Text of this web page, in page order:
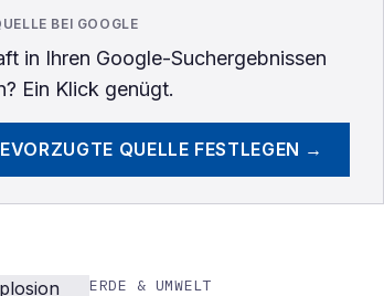
BEI GOOGLE
in Ihren Google-Suchergebnissen
Ein Klick genügt.
QUELLE FESTLEGEN →
ERDE & UMWELT